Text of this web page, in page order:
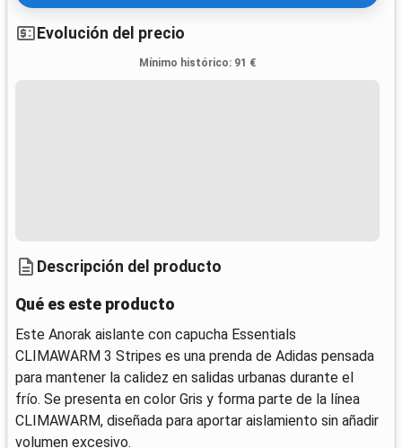
Evolución del precio
Mínimo histórico: 91 €
Descripción del producto
Qué es este producto
Este Anorak aislante con capucha Essentials
CLIMAWARM 3 Stripes es una prenda de Adidas pensada
para mantener la calidez en salidas urbanas durante el
frío. Se presenta en color Gris y forma parte de la línea
CLIMAWARM, diseñada para aportar aislamiento sin añadir
volumen excesivo.